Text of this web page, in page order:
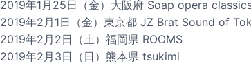
2019年1月25日（金）大阪府 Soap opera
2019年2月1日（金）東京都 JZ Brat Sound of
2019年2月2日（土）福岡県 ROOMS
2019年2月3日（日）熊本県 tsukimi